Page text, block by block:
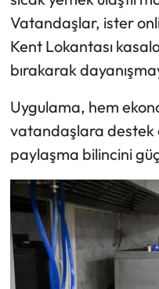
Vatandaşlar, ister
Kent Lokantası
bırakarak
Uygulama, hem
vatandaşlara destek
paylaşma bilincini